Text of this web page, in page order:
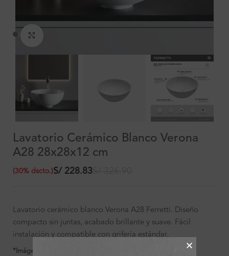
Lavatorio Cerámico Blanco Verona
A28 28x28x12 cm
S/ 228.83
(30% dscto.)
Lavatorio cerámico blanco Verona A28 Ferretti. Diseño
compacto sin juntas, acabado brillante y suave. Fácil
instalación y compatible con grifería estándar.
*Imágenes referenciales